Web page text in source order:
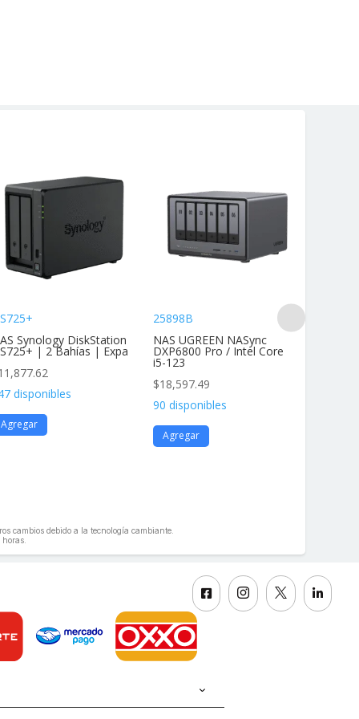
Synology DiskStation
| 2 Bahías | Expa
disponibles
Agregar
25898B
NAS UGREEN NASync
DXP6800 Pro / Intel Core
i5-123
$18,597.49
90 disponibles
Agregar
cambios debido a la tecnología cambiante.
   